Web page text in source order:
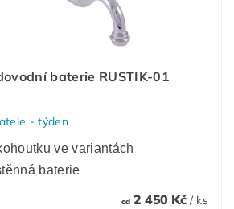
baterie RUSTIK-01
- týden
ve variantách
baterie
od2 450 Kč / ks